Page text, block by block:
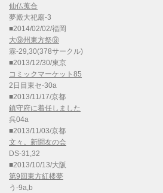
仙仏蒐合
夢殿大祀廟-3
■2014/02/02/福岡
大⑨州東方祭⑨
霖-29,30(378サークル)
■2013/12/30/東京
コミックマーケット85
2日目東セ-30a
■2013/11/17/京都
鎮守府に着任しました
呉04a
■2013/11/03/京都
文々。新聞友の会
DS-31,32
■2013/10/13/大阪
第9回東方紅楼夢
う-9a,b